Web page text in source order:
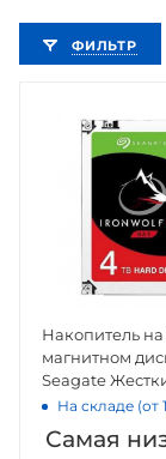
ФИЛЬТР
Накопитель
магнитном
Seagate
HDD 4Tb
ST4000NE001
На складе (от
Самая